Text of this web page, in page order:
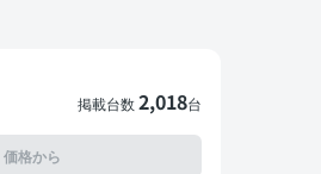
掲載台数2,018台
価格から